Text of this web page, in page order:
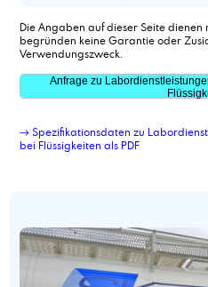
Die Angaben auf dieser Seite
begründen keine Garantie oder
Verwendungszweck.
Anfrage zu
→ Spezifikationsdaten zu
bei Flüssigkeiten als PDF